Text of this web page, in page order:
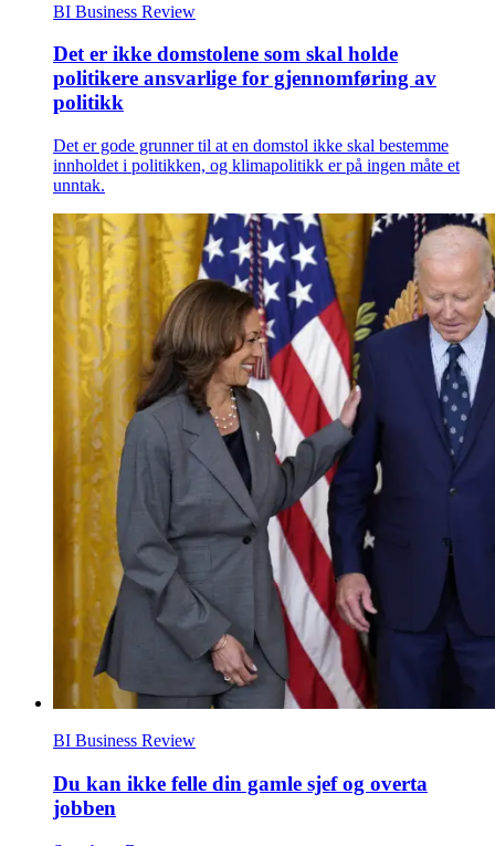
BI Business Review
Det er ikke domstolene som skal holde
politikere ansvarlige for gjennomføring av
politikk
Det er gode grunner til at en domstol ikke skal bestemme
innholdet i politikken, og klimapolitikk er på ingen måte et
unntak.
BI Business Review
Du kan ikke felle din gamle sjef og overta
jobben